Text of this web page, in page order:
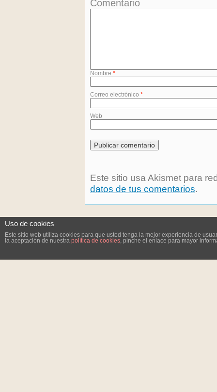
Comentario
Nombre *
Correo electrónico *
Web
Este sitio usa Akismet para
datos de tus comentarios.
Uso de cookies
Este sitio web utiliza cookies para que usted tenga la mejor experiencia de
la aceptación de nuestra política de cookies, pinche el enlace para mayor